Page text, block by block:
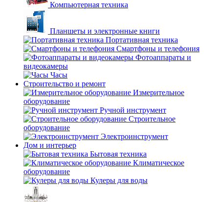
Компьютерная техника
Планшеты и электронные книги
Портативная техника
Смартфоны и телефония
Фотоаппараты и
видеокамеры
Часы
Строительство и ремонт
Измерительное
оборудование
Ручной инструмент
Строительное
оборудование
Электроинструмент
Дом и интерьер
Бытовая техника
Климатическое
оборудование
Кулеры для воды